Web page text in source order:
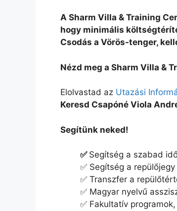
A Sharm Villa & Training
hogy minimális
Csodás a Vörös-tenger,
Nézd meg a Sharm Villa &
Elolvastad az Utazási
Keresd Csapóné Viola
Segítünk neked!
✅ Segítség a szabad
✅ Segítség a
✅ Transzfer a
✅ Magyar nyelvű
✅ Fakultatív